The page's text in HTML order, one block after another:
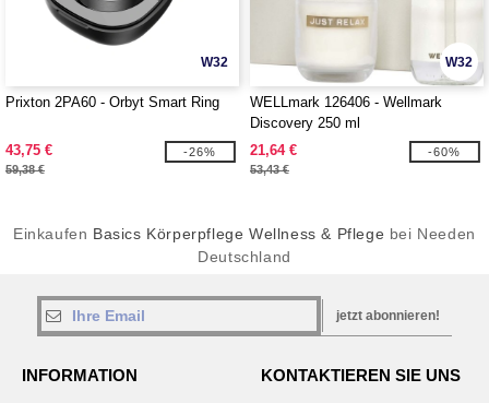
W32
Prixton 2PA60 - Orbyt Smart Ring
43,75 €
59,38 €
-26%
W32
WELLmark 126406 - Wellmark
Discovery 250 ml
Handseifenspender und 150 g
Duftkerze im Set
21,64 €
53,43 €
-60%
Einkaufen Basics Körperpflege Wellness & Pflege bei Needen
Deutschland
jetzt abonnieren!
INFORMATION KONTAKTIEREN SIE UNS